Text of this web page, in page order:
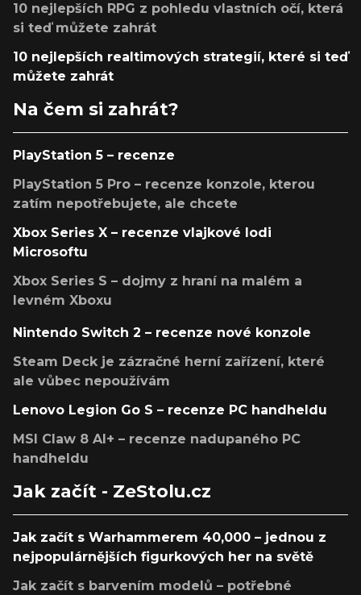
10 nejlepších RPG z pohledu vlastních očí, která
si teď můžete zahrát
10 nejlepších realtimových strategií, které si teď
můžete zahrát
Na čem si zahrát?
PlayStation 5 – recenze
PlayStation 5 Pro – recenze konzole, kterou
zatím nepotřebujete, ale chcete
Xbox Series X – recenze vlajkové lodi
Microsoftu
Xbox Series S – dojmy z hraní na malém a
levném Xboxu
Nintendo Switch 2 – recenze nové konzole
Steam Deck je zázračné herní zařízení, které
ale vůbec nepoužívám
Lenovo Legion Go S – recenze PC handheldu
MSI Claw 8 AI+ – recenze nadupaného PC
handheldu
Jak začít - ZeStolu.cz
Jak začít s Warhammerem 40,000 – jednou z
nejpopulárnějších figurkových her na světě
Jak začít s barvením modelů – potřebné